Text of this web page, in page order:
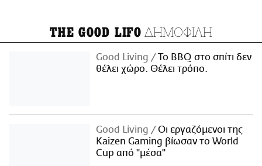
THE GOOD LIFO ΔΗΜΟΦΙΛΗ
Good Living
Το BBQ στο σπίτι δεν
θέλει χώρο. Θέλει τρόπο.
Good Living
Οι εργαζόμενοι της
Kaizen Gaming βίωσαν το World
Cup από "μέσα"